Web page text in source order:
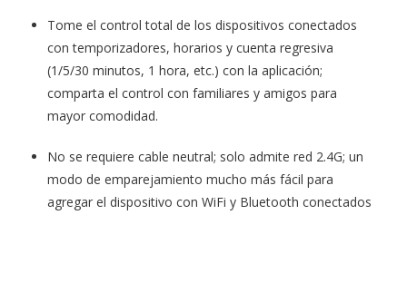
Tome el control total de los dispositivos conectados
con temporizadores, horarios y cuenta regresiva
(1/5/30 minutos, 1 hora, etc.) con la aplicación;
comparta el control con familiares y amigos para
mayor comodidad.
No se requiere cable neutral; solo admite red 2.4G; un
modo de emparejamiento mucho más fácil para
agregar el dispositivo con WiFi y Bluetooth conectados